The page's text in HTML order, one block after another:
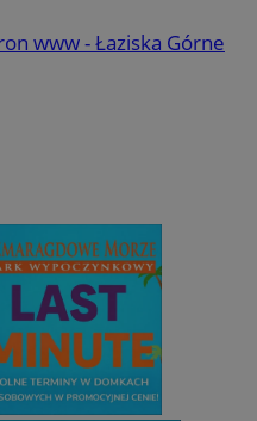
www - Łaziska Górne